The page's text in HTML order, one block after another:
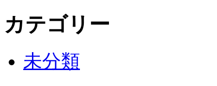
カテゴリー
未分類